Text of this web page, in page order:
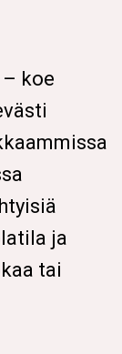
– koe
ja
tai